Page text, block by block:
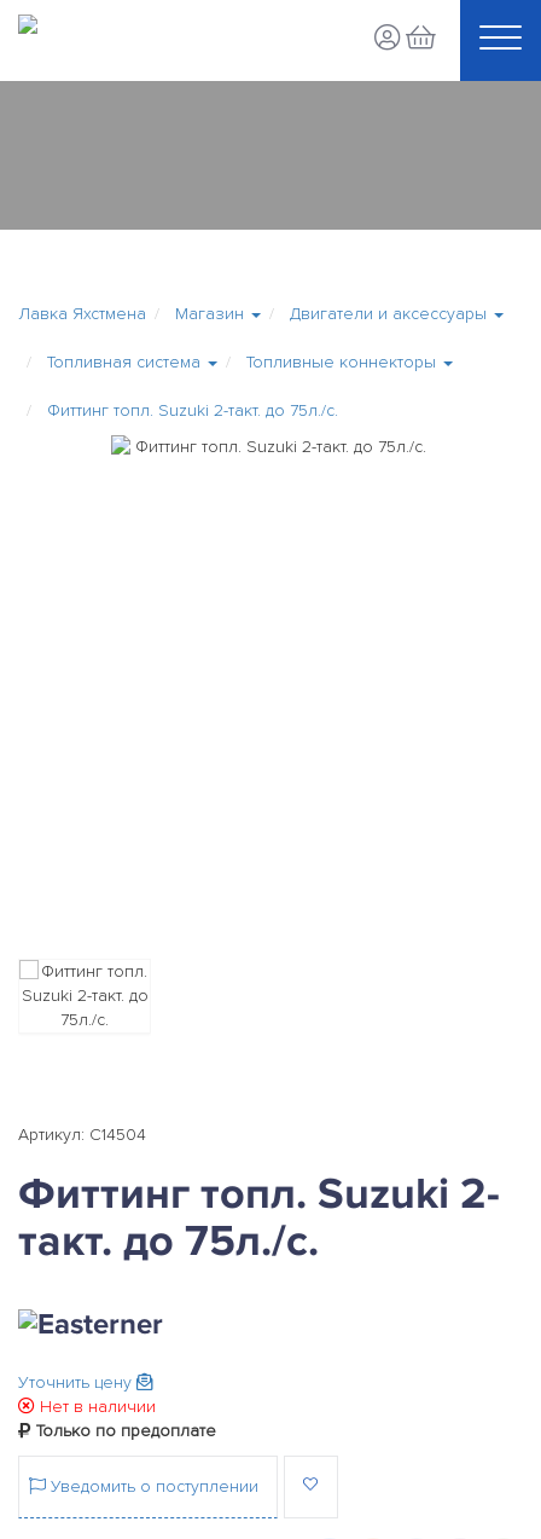
Лавка Яхстмена Магазин Двигатели и аксессуары
Топливная система Топливные коннекторы
Фиттинг топл. Suzuki 2-такт. до 75л./с.
Артикул: C14504
Фиттинг топл. Suzuki 2-
такт. до 75л./с.
Уточнить цену
Нет в наличии
Только по предоплате
Уведомить о поступлении